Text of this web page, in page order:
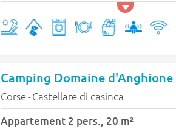
Camping Domaine d'Anghione
Corse- Castellare di casinca
Appartement 2 pers., 20 m²